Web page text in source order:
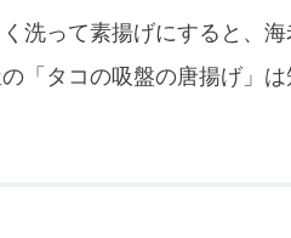
洗って素揚げにすると、海
「タコの吸盤の唐揚げ」は